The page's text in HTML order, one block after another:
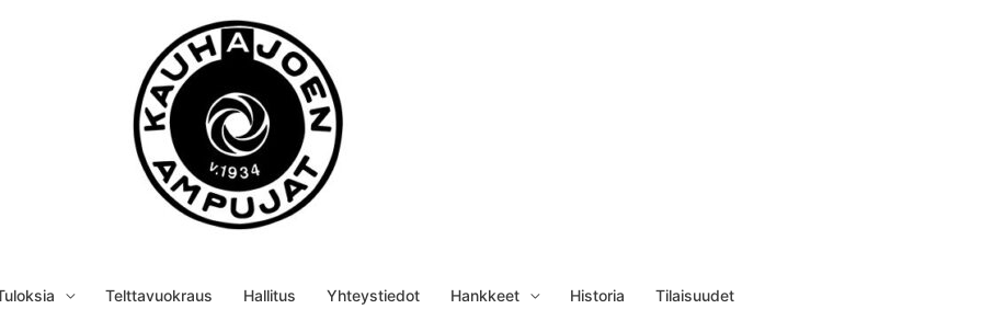
Telttavuokraus Hallitus Yhteystiedot Hankkeet Historia Tilaisuudet